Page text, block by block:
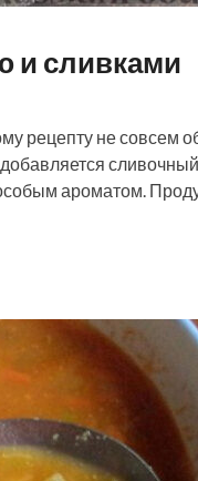
и сливками
рецепту не совсем
ароматом.